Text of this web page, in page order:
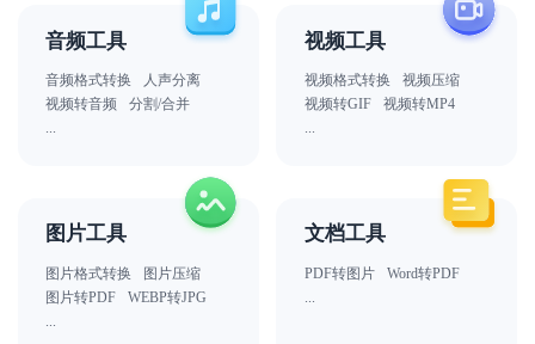
音频工具
音频格式转换
人声分离
视频转音频
分割/合并
...
视频工具
视频格式转换
视频压缩
视频转GIF
视频转MP4
...
图片工具
图片格式转换
图片压缩
图片转PDF
WEBP转JPG
文档工具
PDF转图片
Word转PDF